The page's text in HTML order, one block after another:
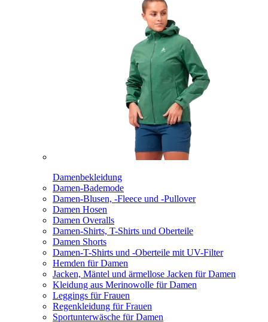
Damenbekleidung
Damen-Bademode
Damen-Blusen, -Fleece und -Pullover
Damen Hosen
Damen Overalls
Damen-Shirts, T-Shirts und Oberteile
Damen Shorts
Damen-T-Shirts und -Oberteile mit UV-Filter
Hemden für Damen
Jacken, Mäntel und ärmellose Jacken für Damen
Kleidung aus Merinowolle für Damen
Leggings für Frauen
Regenkleidung für Frauen
Sportunterwäsche für Damen